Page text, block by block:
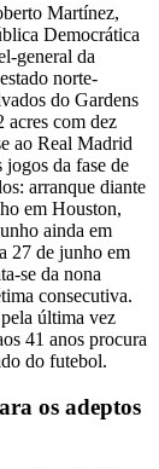
Martínez,
Democrática
general da
norte-
do Gardens
com dez
ao Real Madrid
da fase de
arranque diante
em Houston,
ainda em
27 de junho em
se da nona
consecutiva.
última vez
41 anos procura
do futebol.
os adeptos